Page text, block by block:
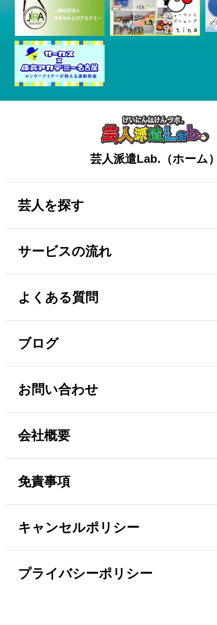
芸人派遣Lab.（ホーム
芸人を探す
サービスの流れ
よくある質問
ブログ
お問い合わせ
会社概要
免責事項
キャンセルポリシー
プライバシーポリシー